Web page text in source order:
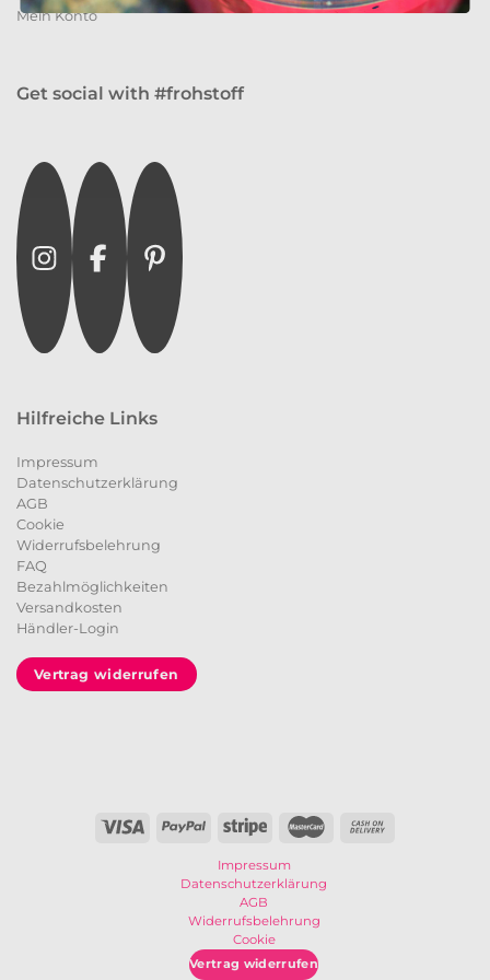
Mein Konto
Get social with #frohstoff
InstagramFacebookPinterest
Hilfreiche Links
Impressum
Datenschutzerklärung
AGB
Cookie
Widerrufsbelehrung
FAQ
Bezahlmöglichkeiten
Versandkosten
Händler-Login
Vertrag widerrufen
Impressum
Datenschutzerklärung
AGB
Widerrufsbelehrung
Cookie
Vertrag widerrufen